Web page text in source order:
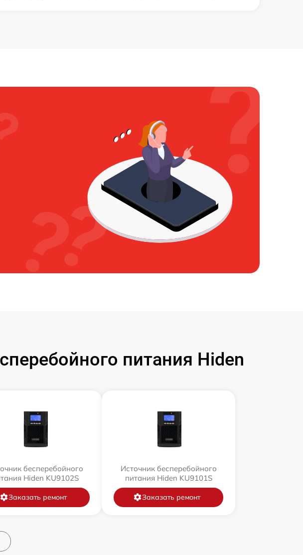
питания Hiden
бесперебойного
Hiden KU9102S
Заказать ремонт
Источник бесперебойного
питания Hiden KU9101S
Заказать ремонт